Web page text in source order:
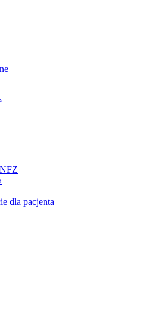
dla pacjenta